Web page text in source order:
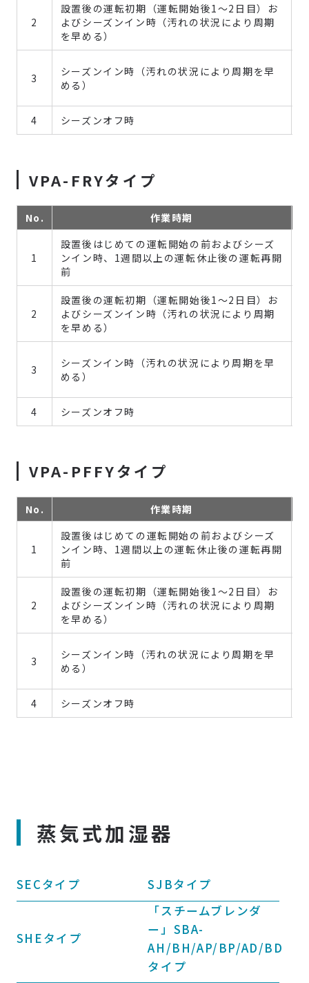
2
設置後の運転初期（運転開始後1～2日目）お
よびシーズンイン時（汚れの状況により周期
を早める）
3
シーズンイン時（汚れの状況により周期を早
める）
4 シーズンオフ時
VPA-FRYタイプ
No. 作業時期
1
設置後はじめての運転開始の前およびシーズ
ンイン時、1週間以上の運転休止後の運転再開
前
2
設置後の運転初期（運転開始後1～2日目）お
よびシーズンイン時（汚れの状況により周期
を早める）
3
シーズンイン時（汚れの状況により周期を早
める）
4 シーズンオフ時
VPA-PFFYタイプ
No. 作業時期
1
設置後はじめての運転開始の前およびシーズ
ンイン時、1週間以上の運転休止後の運転再開
前
2
設置後の運転初期（運転開始後1～2日目）お
よびシーズンイン時（汚れの状況により周期
を早める）
3
シーズンイン時（汚れの状況により周期を早
める）
4 シーズンオフ時
蒸気式加湿器
SECタイプ SJBタイプ
SHEタイプ
「スチームブレンダ
ー」SBA-
AH/BH/AP/BP/AD/BD
タイプ